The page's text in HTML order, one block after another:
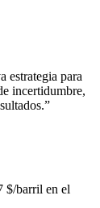
estrategia para
incertidumbre,
$/barril en el